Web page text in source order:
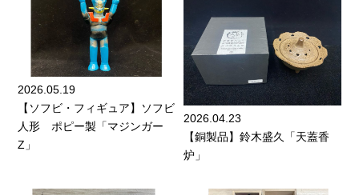
2026.05.19
【ソフビ・フィギュア】ソフビ
人形 ポピー製「マジンガー
Z」
2026.04.23
【銅製品】鈴木盛久「天蓋香
炉」